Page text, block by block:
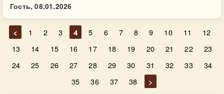
Гость, 08.01.2026
< 1 2 3 4 5 6 7 8 9 10 11
12
13
14 15 16 17 18 19 20 21 22
23
24
25 26 27 28 29 30 31 32 33
34
35
36 37 38 >